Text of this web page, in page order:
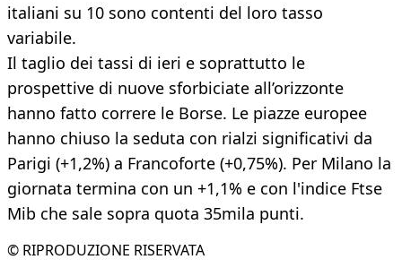
italiani su 10 sono contenti del loro tasso
variabile.
Il taglio dei tassi di ieri e soprattutto le
prospettive di nuove sforbiciate all’orizzonte
hanno fatto correre le Borse. Le piazze europee
hanno chiuso la seduta con rialzi significativi da
Parigi (+1,2%) a Francoforte (+0,75%). Per Milano la
giornata termina con un +1,1% e con l'indice Ftse
Mib che sale sopra quota 35mila punti.
© RIPRODUZIONE RISERVATA